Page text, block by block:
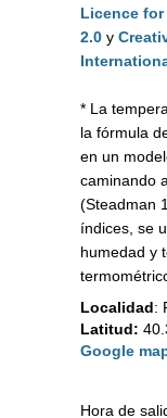
Licence for
2.0 y
* La
la fórmula
en un
caminando
(Steadman
índices, se
humedad y
Localidad:
Latitud:
Google
Hora de